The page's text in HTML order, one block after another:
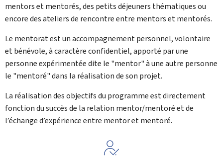
mentors et mentorés, des petits déjeuners thématiques ou
encore des ateliers de rencontre entre mentors et mentorés.
Le mentorat est un accompagnement personnel, volontaire
et bénévole, à caractère confidentiel, apporté par une
personne expérimentée dite le "mentor" à une autre personne
le "mentoré" dans la réalisation de son projet.
La réalisation des objectifs du programme est directement
fonction du succès de la relation mentor/mentoré et de
l’échange d’expérience entre mentor et mentoré.